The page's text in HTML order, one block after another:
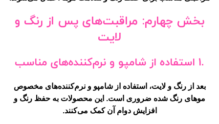
بخش چهارم: مراقبت‌های پس از رنگ و
لایت
.1 استفاده از شامپو و نرم‌کننده‌های مناسب
بعد ازرنگ و لایت، استفاده از شامپو و نرم‌کننده‌های مخصوص
موهای رنگ شده ضروری است. این محصولات به حفظ رنگ و
افزایش دوام آن کمک می‌کنند.